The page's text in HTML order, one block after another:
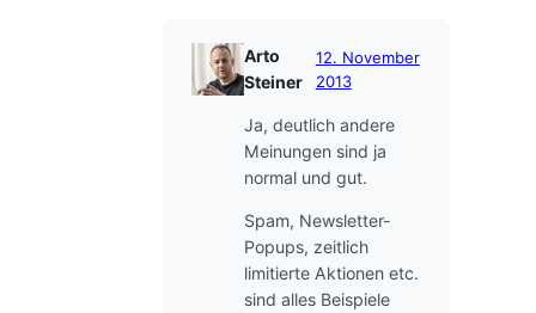
Arto
Steiner
12. November
2013
Ja, deutlich andere
Meinungen sind ja
normal und gut.
Spam, Newsletter-
Popups, zeitlich
limitierte Aktionen etc.
sind alles Beispiele